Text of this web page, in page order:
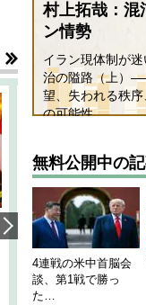
韓国にも理解して
1905年体制」にお
全保障協力の意味
千々和泰明
2026年5月15日
村上拓哉：混
ン情勢
イラン現体制が
治の隘路（上）
望、失われる秩序
の可能性
無料公開中の
4連戦の米中首脳会
談、第1戦で勝っ
た…